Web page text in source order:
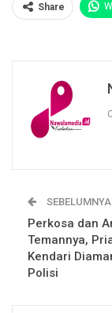
Share
SEBELUMNYA
Perkosa dan
Temannya,
Kendari
Polisi